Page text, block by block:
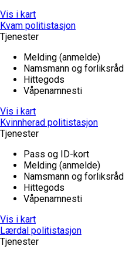
Vis i kart
Kvam politistasjon
Tjenester
Melding (anmelde)
Namsmann og forliksråd
Hittegods
Våpenamnesti
Vis i kart
Kvinnherad politistasjon
Tjenester
Pass og ID-kort
Melding (anmelde)
Namsmann og forliksråd
Hittegods
Våpenamnesti
Vis i kart
Lærdal politistasjon
Tjenester